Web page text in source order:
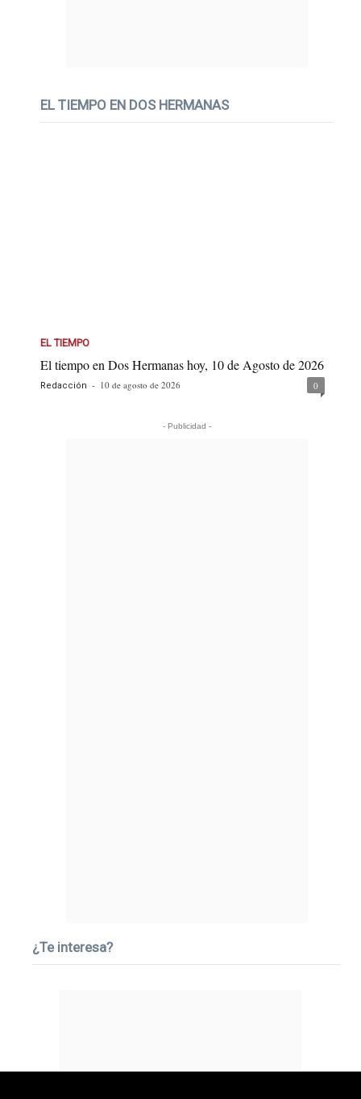
EL TIEMPO EN DOS HERMANAS
EL TIEMPO
El tiempo en Dos Hermanas hoy, 10 de Agosto de 2026
Redacción - 10 de agosto de 2026 0
- Publicidad -
¿Te interesa?